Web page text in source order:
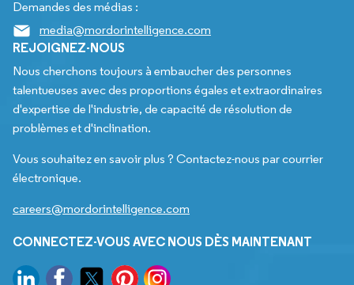
Demandes des médias :
media@mordorintelligence.com
REJOIGNEZ-NOUS
Nous cherchons toujours à embaucher des personnes
talentueuses avec des proportions égales et extraordinaires
d'expertise de l'industrie, de capacité de résolution de
problèmes et d'inclination.
Vous souhaitez en savoir plus ? Contactez-nous par courrier
électronique.
careers@mordorintelligence.com
CONNECTEZ-VOUS AVEC NOUS DÈS MAINTENANT